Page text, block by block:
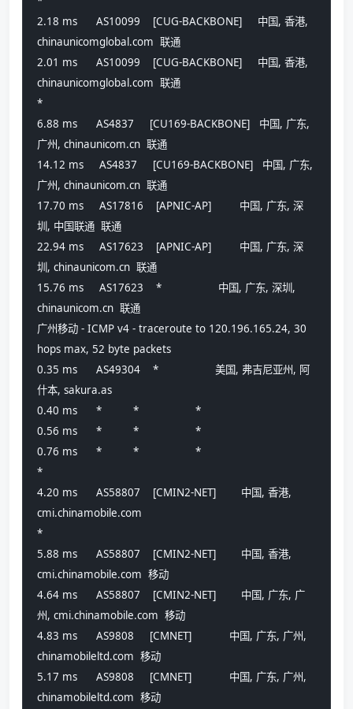
2.18 ms      AS10099    [CUG-BACKBONE]     中国, 香港,
chinaunicomglobal.com  联通
2.01 ms      AS10099    [CUG-BACKBONE]     中国, 香港,
chinaunicomglobal.com  联通
*
6.88 ms      AS4837     [CU169-BACKBONE]   中国, 广东,
广州, chinaunicom.cn  联通
14.12 ms     AS4837     [CU169-BACKBONE]   中国, 广东,
广州, chinaunicom.cn  联通
17.70 ms     AS17816    [APNIC-AP]         中国, 广东, 深
圳, 中国联通  联通
22.94 ms     AS17623    [APNIC-AP]         中国, 广东, 深
圳, chinaunicom.cn  联通
15.76 ms     AS17623    *                  中国, 广东, 深圳,
chinaunicom.cn  联通
广州移动 - ICMP v4 - traceroute to 120.196.165.24, 30
hops max, 52 byte packets
0.35 ms      AS49304    *                  美国, 弗吉尼亚州, 阿
什本, sakura.as
0.40 ms      *          *                  *
0.56 ms      *          *                  *
0.76 ms      *          *                  *
*
4.20 ms      AS58807    [CMIN2-NET]        中国, 香港,
cmi.chinamobile.com
*
5.88 ms      AS58807    [CMIN2-NET]        中国, 香港,
cmi.chinamobile.com  移动
4.64 ms      AS58807    [CMIN2-NET]        中国, 广东, 广
州, cmi.chinamobile.com  移动
4.83 ms      AS9808     [CMNET]            中国, 广东, 广州,
chinamobileltd.com  移动
5.17 ms      AS9808     [CMNET]            中国, 广东, 广州,
chinamobileltd.com  移动